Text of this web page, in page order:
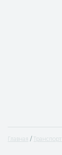
Главная Транспорт